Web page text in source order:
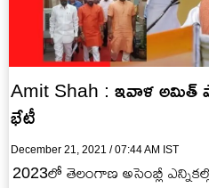
Amit Shah : ఇవాళ
భేటీ
December 21, 2021 / 07:44 AM IST
2023లో తెలంగాణ అసెంబ్లీ